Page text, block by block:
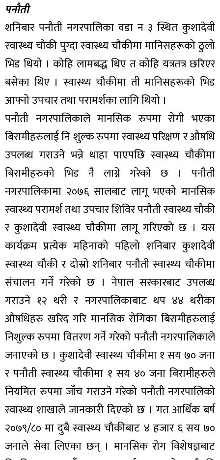
पनौती
शनिबार पनौती नगरपालिका वडा न ३ स्थित कुशादेवी
स्वास्थ्य चौकी पुग्दा स्वास्थ्य चौकीमा मानिसहरूको ठुलो
भिड थियो । कोहि लामबद्ध थिए त कोहि यत्रतत्र छरिएर
बसेका थिए । स्वास्थ्य चौकीमा ती मानिसहरूको भिड
आफ्नो उपचार तथा परामर्शका लागि थियो ।
पनौती नगरपालिकाले मानसिक रुपमा रोगी भएका
बिरामीहरुलाई नि शुल्क रुपमा स्वास्थ्य परिक्षण र औषधि
उपलब्ध गराउने भन्ने थाहा पाएपछि स्वास्थ्य चौकीमा
बिरामीहरुको भिड नै लाग्ने गरेको छ । पनौती
नगरपालिकामा २०७६ सालबाट लागू भएको मानसिक
स्वास्थ्य परामर्श तथा उपचार शिविर पनौती स्वास्थ्य चौकी
र कुशादेवी स्वास्थ्य चौकीमा लागू गरिएको छ । यस
कार्यक्रम प्रत्येक महिनाको पहिलो शनिबार कुशादेवी
स्वास्थ्य चौकी र दोस्रो शनिबार पनौती स्वास्थ्य चौकीमा
संचालन गर्ने गरेको छ । नेपाल सरकारबाट उपलब्ध
गराउने १२ थरी र नगरपालिकाबाट थप ४४ थरीका
औषधिहरु खरिद गरि मानसिक रोगिका बिरामीहरुलाई
निशुल्क रुपमा वितरण गर्ने गरेको पनौती नगरपालिकाले
जनाएको छ । कुशादेवी स्वास्थ्य चौकीमा १ सय ७० जना
र पनौती स्वास्थ्य चौकीमा १ सय ४० जना बिरामीहरुले
नियमित रुपमा जाँच गराउने गरेको पनौती नगरपालिको
स्वास्थ्य शाखाले जानकारी दिएको छ । गत आर्थिक बर्ष
२०७९/८० मा दुबै स्वास्थ्य चौकीबाट ४ हजार ६ सय ७०
जनाले सेवा लिएका छन् । मानसिक रोग विशेषज्ञबाट